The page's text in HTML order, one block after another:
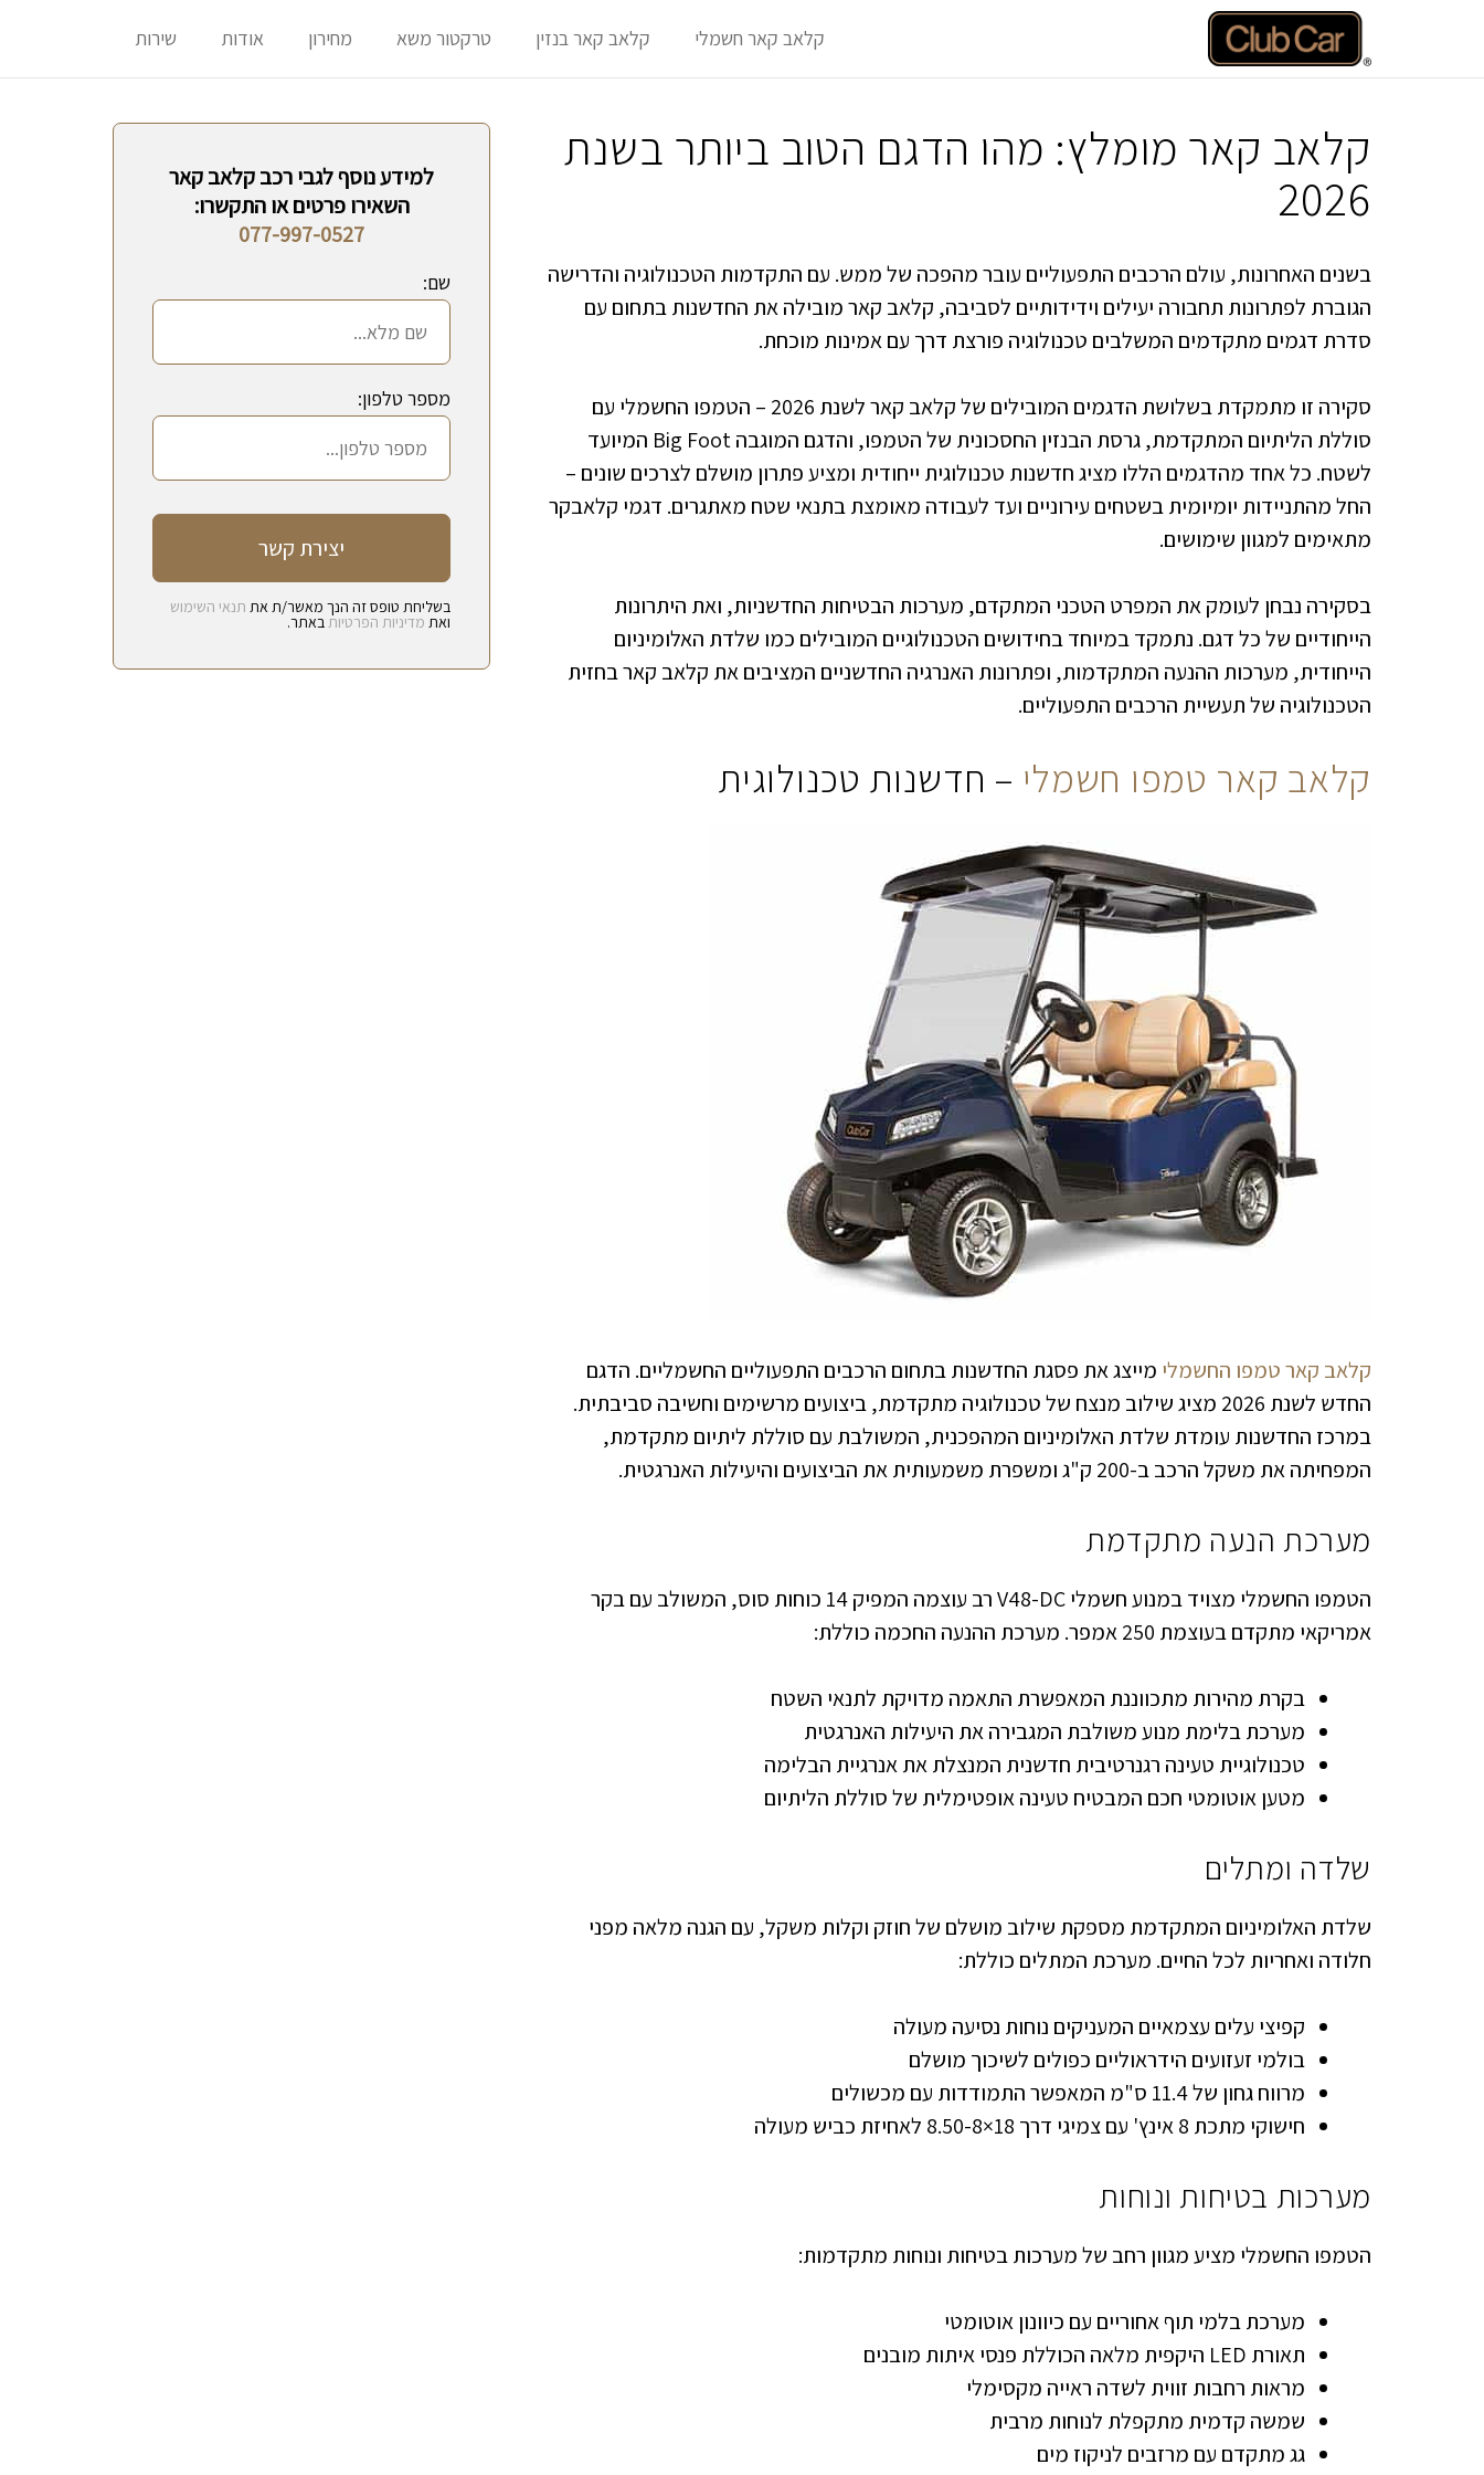
קלאב קאר חשמלי קלאב קאר בנזין טרקטור משא מחירון אודות שירות
קלאב קאר מומלץ: מהו הדגם הטוב ביותר בשנת
2026
בשנים האחרונות, עולם הרכבים התפעוליים עובר מהפכה של ממש. עם התקדמות הטכנולוגיה והדרישה
הגוברת לפתרונות תחבורה יעילים וידידותיים לסביבה, קלאב קאר מובילה את החדשנות בתחום עם
סדרת דגמים מתקדמים המשלבים טכנולוגיה פורצת דרך עם אמינות מוכחת.
סקירה זו מתמקדת בשלושת הדגמים המובילים של קלאב קאר לשנת 2026 – הטמפו החשמלי עם
סוללת הליתיום המתקדמת, גרסת הבנזין החסכונית של הטמפו, והדגם המוגבה Big Foot המיועד
לשטח. כל אחד מהדגמים הללו מציג חדשנות טכנולוגית ייחודית ומציע פתרון מושלם לצרכים שונים –
החל מהתניידות יומיומית בשטחים עירוניים ועד לעבודה מאומצת בתנאי שטח מאתגרים. דגמי קלאבקר
מתאימים למגוון שימושים.
בסקירה נבחן לעומק את המפרט הטכני המתקדם, מערכות הבטיחות החדשניות, ואת היתרונות
הייחודיים של כל דגם. נתמקד במיוחד בחידושים הטכנולוגיים המובילים כמו שלדת האלומיניום
הייחודית, מערכות ההנעה המתקדמות, ופתרונות האנרגיה החדשניים המציבים את קלאב קאר בחזית
הטכנולוגיה של תעשיית הרכבים התפעוליים.
קלאב קאר טמפו חשמלי – חדשנות טכנולוגית
קלאב קאר טמפו החשמלי מייצג את פסגת החדשנות בתחום הרכבים התפעוליים החשמליים. הדגם
החדש לשנת 2026 מציג שילוב מנצח של טכנולוגיה מתקדמת, ביצועים מרשימים וחשיבה סביבתית.
במרכז החדשנות עומדת שלדת האלומיניום המהפכנית, המשולבת עם סוללת ליתיום מתקדמת,
המפחיתה את משקל הרכב ב-200 ק"ג ומשפרת משמעותית את הביצועים והיעילות האנרגטית.
מערכת הנעה מתקדמת
הטמפו החשמלי מצויד במנוע חשמלי V48-DC רב עוצמה המפיק 14 כוחות סוס, המשולב עם בקר
אמריקאי מתקדם בעוצמת 250 אמפר. מערכת ההנעה החכמה כוללת:
בקרת מהירות מתכווננת המאפשרת התאמה מדויקת לתנאי השטח
מערכת בלימת מנוע משולבת המגבירה את היעילות האנרגטית
טכנולוגיית טעינה רגנרטיבית חדשנית המנצלת את אנרגיית הבלימה
מטען אוטומטי חכם המבטיח טעינה אופטימלית של סוללת הליתיום
שלדה ומתלים
שלדת האלומיניום המתקדמת מספקת שילוב מושלם של חוזק וקלות משקל, עם הגנה מלאה מפני
חלודה ואחריות לכל החיים. מערכת המתלים כוללת:
קפיצי עלים עצמאיים המעניקים נוחות נסיעה מעולה
בולמי זעזועים הידראוליים כפולים לשיכוך מושלם
מרווח גחון של 11.4 ס"מ המאפשר התמודדות עם מכשולים
חישוקי מתכת 8 אינץ' עם צמיגי דרך 18×8.50-8 לאחיזת כביש מעולה
מערכות בטיחות ונוחות
הטמפו החשמלי מציע מגוון רחב של מערכות בטיחות ונוחות מתקדמות:
מערכת בלמי תוף אחוריים עם כיוונון אוטומטי
תאורת LED היקפית מלאה הכוללת פנסי איתות מובנים
מראות רחבות זווית לשדה ראייה מקסימלי
שמשה קדמית מתקפלת לנוחות מרבית
גג מתקדם עם מרזבים לניקוז מים
למידע נוסף לגבי רכב קלאב קאר
השאירו פרטים או התקשרו:
077-997-0527
שם:
מספר טלפון:
בשליחת טופס זה הנך מאשר/ת את תנאי השימוש
ואת מדיניות הפרטיותבאתר.